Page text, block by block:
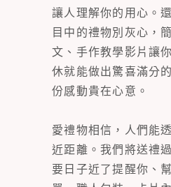
讓人理解你的用心。
目中的禮物別灰心，
文、手作教學影片讓
休就能做出驚喜滿分
份感動貴在心意。
愛禮物相信，人們能
近距離。我們將送禮
要日子近了提醒你、